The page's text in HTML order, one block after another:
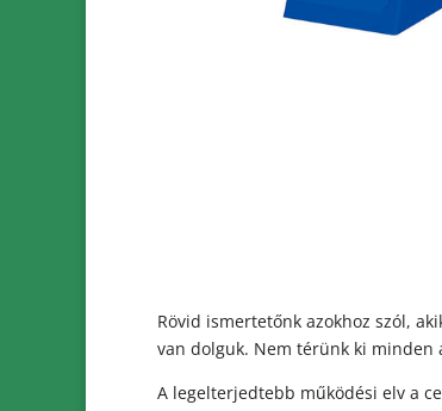
Rövid ismertetőnk azokhoz szól,
van dolguk. Nem térünk ki minden
A legelterjedtebb működési elv a